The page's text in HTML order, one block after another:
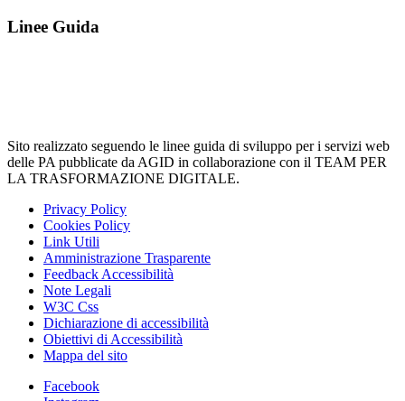
Linee Guida
Sito realizzato seguendo le linee guida di sviluppo per i servizi web
delle PA pubblicate da AGID in collaborazione con il TEAM PER
LA TRASFORMAZIONE DIGITALE.
Privacy Policy
Cookies Policy
Link Utili
Amministrazione Trasparente
Feedback Accessibilità
Note Legali
W3C Css
Dichiarazione di accessibilità
Obiettivi di Accessibilità
Mappa del sito
Facebook